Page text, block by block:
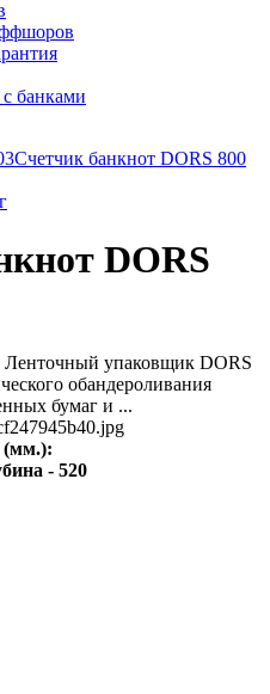
банками
Счетчик банкнот DORS 800
DORS
упаковщик DORS
обандероливания
бумаг и ...
(мм.):
- 520